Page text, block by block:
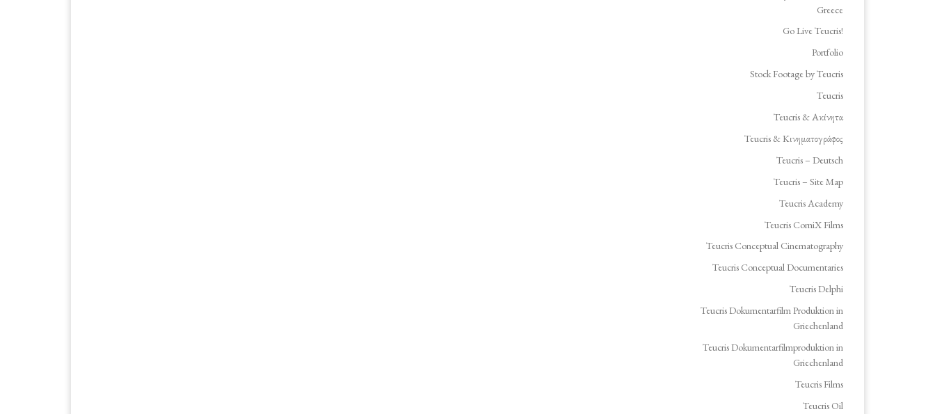
Greece
Go Live Teucris!
Portfolio
Stock Footage by Teucris
Teucris
Teucris & Ακίνητα
Teucris & Κινηματογράφος
Teucris – Deutsch
Teucris – Site Map
Teucris Academy
Teucris ComiX Films
Teucris Conceptual Cinematography
Teucris Conceptual Documentaries
Teucris Delphi
Teucris Dokumentarfilm Produktion in
Griechenland
Teucris Dokumentarfilmproduktion in
Griechenland
Teucris Films
Teucris Oil